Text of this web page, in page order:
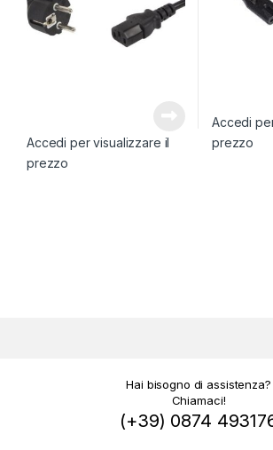
Accedi per visualizzare il
prezzo
Accedi
prezzo
Hai bisogno di assistenza?
Chiamaci!
(+39) 0874